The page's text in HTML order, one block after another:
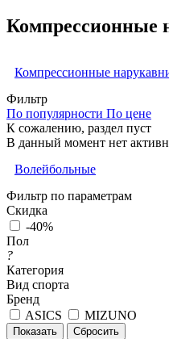
Компрессионные
Компрессионные
Фильтр
По популярности По цене
К сожалению, раздел пуст
В данный момент нет
Волейбольные
Фильтр по параметрам
Скидка
-40%
Пол
?
Категория
Вид спорта
Бренд
ASICS
MIZUNO
Сбросить